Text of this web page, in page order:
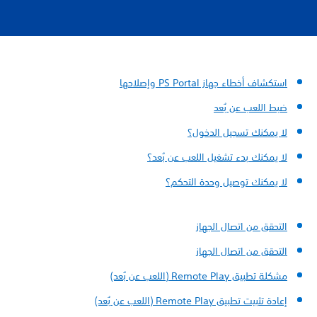
استكشاف أخطاء جهاز PS Portal وإصلاحها
ضبط اللعب عن بُعد
لا يمكنك تسجيل الدخول؟
لا يمكنك بدء تشغيل اللعب عن بُعد؟
لا يمكنك توصيل وحدة التحكم؟
التحقق من اتصال الجهاز
التحقق من اتصال الجهاز
مشكلة تطبيق Remote Play (اللعب عن بُعد)
إعادة تثبيت تطبيق Remote Play (اللعب عن بُعد)